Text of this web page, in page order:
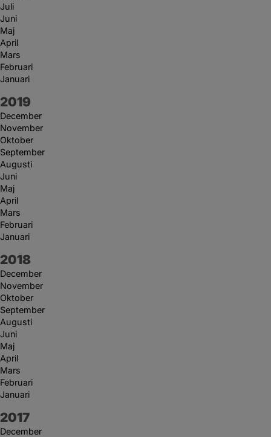
Juli
Juni
Maj
April
Mars
Februari
Januari
År:
2019
December
November
Oktober
September
Augusti
Juni
Maj
April
Mars
Februari
Januari
År:
2018
December
November
Oktober
September
Augusti
Juni
Maj
April
Mars
Februari
Januari
År:
2017
December